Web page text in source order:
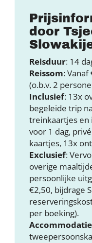
door
Reisduur: 14
Reissom:
(o.b.v. 2
Inclusief: 13x
begeleide trip
treinkaartjes en
voor 1 dag,
kaartjes, 13x
Exclusief:
overige
persoonlijke
€2,50, bijdrage
per boeking).